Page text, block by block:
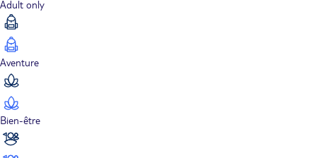
Adult only
Aventure
Bien-être